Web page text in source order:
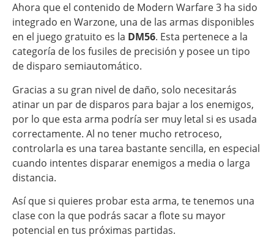
Ahora que el contenido de Modern Warfare 3 ha sido
integrado en Warzone, una de las armas disponibles
en el juego gratuito es la DM56. Esta pertenece a la
categoría de los fusiles de precisión y posee un tipo
de disparo semiautomático.
Gracias a su gran nivel de daño, solo necesitarás
atinar un par de disparos para bajar a los enemigos,
por lo que esta arma podría ser muy letal si es usada
correctamente. Al no tener mucho retroceso,
controlarla es una tarea bastante sencilla, en especial
cuando intentes disparar enemigos a media o larga
distancia.
Así que si quieres probar esta arma, te tenemos una
clase con la que podrás sacar a flote su mayor
potencial en tus próximas partidas.